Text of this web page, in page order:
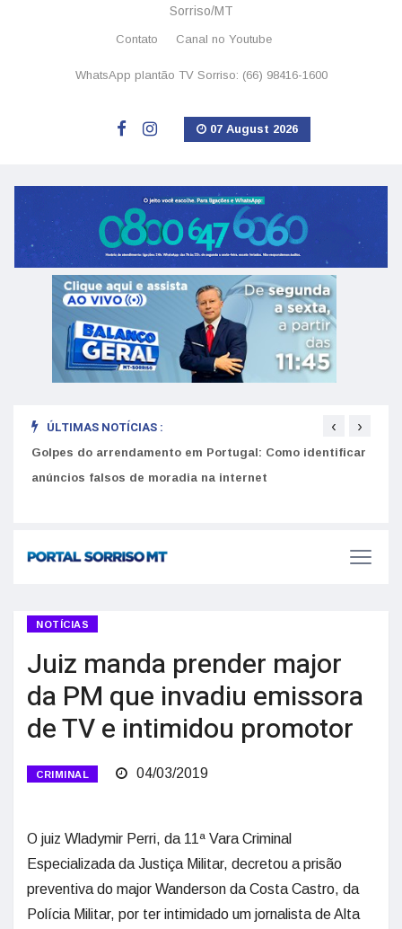
Sorriso/MT
Contato Canal no Youtube
WhatsApp plantão TV Sorriso: (66) 98416-1600
07 August 2026
ÚLTIMAS NOTÍCIAS :
Como funciona o SNS para brasileiros em Portugal: Guia
do Utente e número de saúde
‹ ›
NOTÍCIAS
Juiz manda prender major
da PM que invadiu emissora
de TV e intimidou promotor
CRIMINAL 04/03/2019
O juiz Wladymir Perri, da 11ª Vara Criminal
Especializada da Justiça Militar, decretou a prisão
preventiva do major Wanderson da Costa Castro, da
Polícia Militar, por ter intimidado um jornalista de Alta